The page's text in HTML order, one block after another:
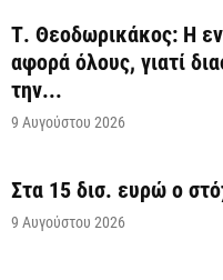
Τ. Θεοδωρικάκος: Η
αφορά όλους, γιατί
την...
9 Αυγούστου 2026
Στα 15 δισ. ευρώ ο
9 Αυγούστου 2026